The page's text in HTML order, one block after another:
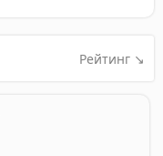
Рейтинг ↘